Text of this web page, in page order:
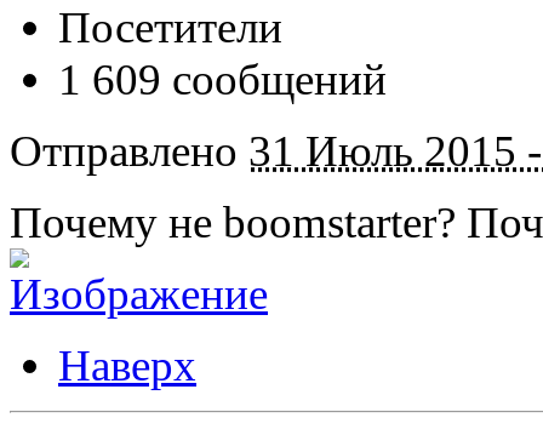
Посетители
1 609 сообщений
Отправлено 31 Июль 2015
Почему не boomstarter?
Наверх